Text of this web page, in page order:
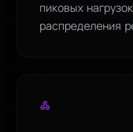
пиковых
распределения
webhook